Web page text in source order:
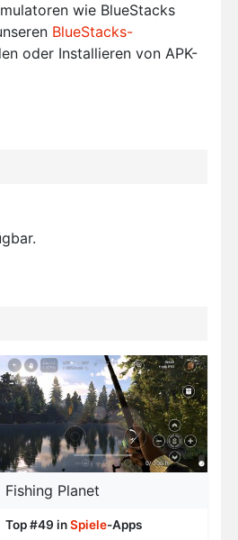
wie BlueStacks
BlueStacks-
oder Installieren von APK-
Fishing Planet
Top #49 inSpiele-Apps